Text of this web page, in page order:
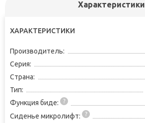
Характеристики
ХАРАКТЕРИСТИКИ
Производитель:
Серия:
Страна:
Тип:
Функция биде:
Сиденье микролифт: